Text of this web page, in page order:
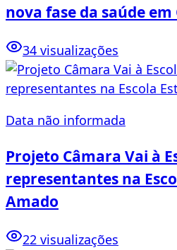
nova fase da saúde
34 visualizações
Data não informada
Projeto Câmara Vai à
representantes na
Amado
22 visualizações